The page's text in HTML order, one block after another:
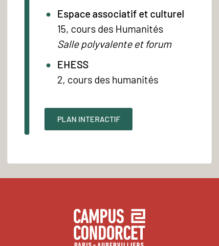
Espace associatif et culturel
15, cours des Humanités
Salle polyvalente et forum
EHESS
2, cours des humanités
PLAN INTERACTIF